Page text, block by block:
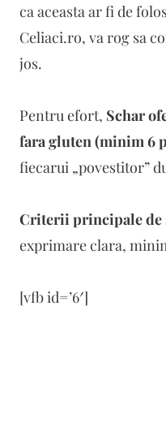
ca aceasta ar fi de
Celiaci.ro, va rog sa
jos.
Pentru efort, Schar
fara gluten (minim 6
fiecarui „povestitor”
Criterii principale de
exprimare clara,
[vfb id=’6′]